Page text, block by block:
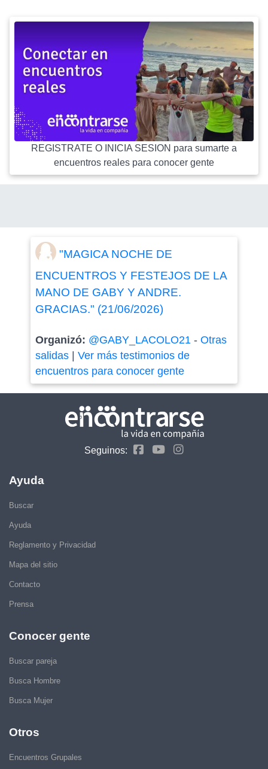
REGISTRATE O INICIA SESION para sumarte a
encuentros reales para conocer gente
"MAGICA NOCHE DE
ENCUENTROS Y FESTEJOS DE LA
MANO DE GABY Y ANDRE.
GRACIAS." (21/06/2026)
Organizó: @GABY_LACOLO21- Otras
salidas| Ver más testimonios de
encuentros para conocer gente
Seguinos:
Ayuda
Buscar
Ayuda
Reglamento y Privacidad
Mapa del sitio
Contacto
Prensa
Conocer gente
Buscar pareja
Busca Hombre
Busca Mujer
Otros
Encuentros Grupales